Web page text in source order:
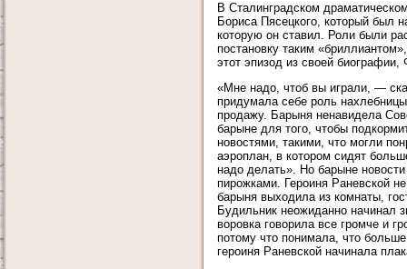
В Сталинградском
Бориса Пясецкого, который был
которую он ставил. Роли были
постановку таким
этот эпизод из своей
«Мне надо, чтоб вы играли, —
придумала себе роль
продажу. Барыня ненавидела
барыне для того, чтобы
новостями, такими, что могли
аэроплан, в котором сидят
надо делать». Но барыне
пирожками. Героиня Раневской
барыня выходила из комнаты,
Будильник неожиданно начинал
воровка говорила все громче и
потому что понимала, что
героиня Раневской начинала